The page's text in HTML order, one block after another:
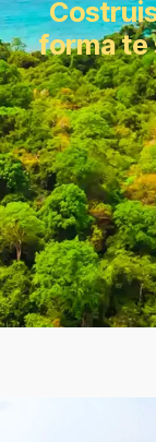
forma te